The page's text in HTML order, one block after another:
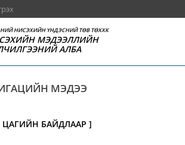
НИСЭХИЙН ҮНДЭСНИЙ ТӨВ ТӨХХК
МЭДЭЭЛЛИЙН
АЛБА
МЭДЭЭ
ЦАГИЙН БАЙДЛААР ]